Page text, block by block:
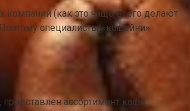
компаний (как это чаще всего делают
специалисты «кофейни»
ассортимент кофе,